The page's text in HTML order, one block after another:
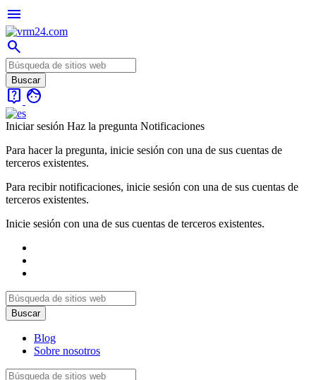
menu
search
live_help face
Iniciar sesión Haz la pregunta Notificaciones
Para hacer la pregunta, inicie sesión con una de sus cuentas de
terceros existentes.
Para recibir notificaciones, inicie sesión con una de sus cuentas de
terceros existentes.
Inicie sesión con una de sus cuentas de terceros existentes.
Blog
Sobre nosotros